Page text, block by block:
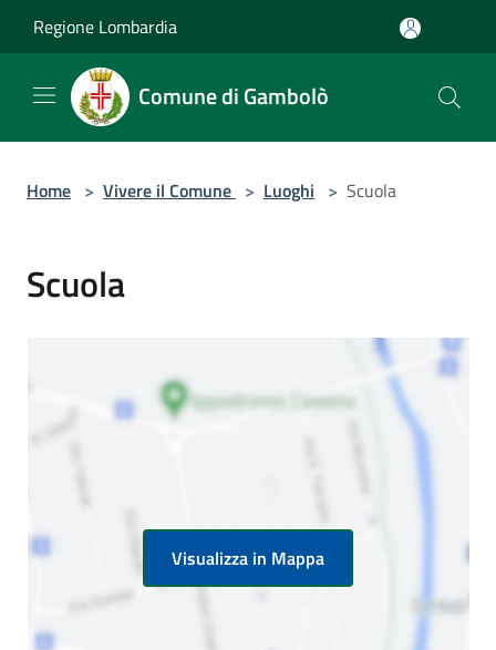
Regione Lombardia
Comune di Gambolò
Home > Vivere il Comune > Luoghi > Scuola
Scuola
Visualizza in Mappa